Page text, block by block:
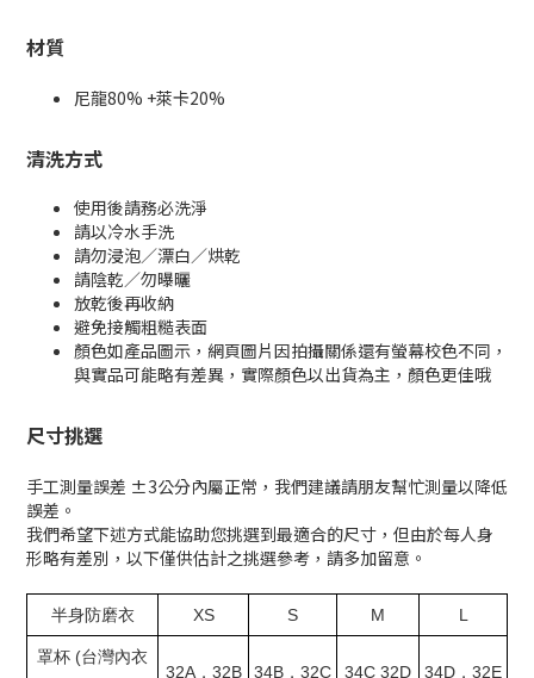
材質
尼龍80% +萊卡20%
清洗方式
使用後請務必洗淨
請以冷水手洗
請勿浸泡／漂白／烘乾
請陰乾／勿曝曬
放乾後再收納
避免接觸粗糙表面
顏色如產品圖示，網頁圖片因拍攝關係還有螢幕校色不同，
與實品可能略有差異，實際顏色以出貨為主，顏色更佳哦
尺寸挑選
手工測量誤差 ±3公分內屬正常，我們建議請朋友幫忙測量以降低
誤差。
我們希望下述方式能協助您挑選到最適合的尺寸，但由於每人身
形略有差別，以下僅供估計之挑選參考，請多加留意。
半身防磨衣 XS S M L
罩杯 (台灣內衣
32A， 32B 34B ， 32C 34C 32D 34D ， 32E